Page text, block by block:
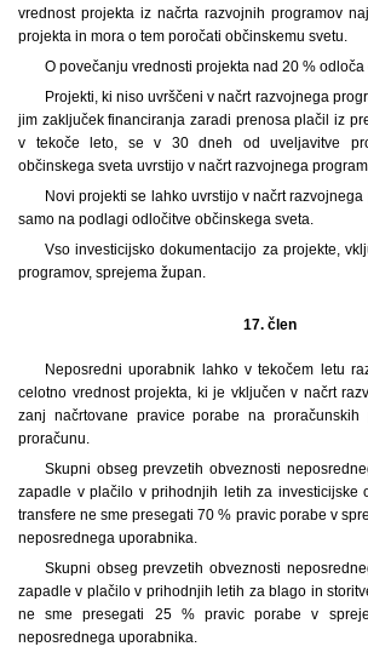
vrednost projekta iz načrta razvojnih programov
projekta in mora o tem poročati občinskemu svetu.
O povečanju vrednosti projekta nad 20 % odloča
Projekti, ki niso uvrščeni v načrt razvojnega
jim zaključek financiranja zaradi prenosa plačil iz
v tekoče leto, se v 30 dneh od uveljavitve
občinskega sveta uvrstijo v načrt razvojnega
Novi projekti se lahko uvrstijo v načrt
samo na podlagi odločitve občinskega sveta.
Vso investicijsko dokumentacijo za projekte,
programov, sprejema župan.
17. člen
Neposredni uporabnik lahko v tekočem letu
celotno vrednost projekta, ki je vključen v načrt
zanj načrtovane pravice porabe na proračunskih
proračunu.
Skupni obseg prevzetih obveznosti
zapadle v plačilo v prihodnjih letih za investicijske
transfere ne sme presegati 70 % pravic porabe v
neposrednega uporabnika.
Skupni obseg prevzetih obveznosti
zapadle v plačilo v prihodnjih letih za blago in
ne sme presegati 25 % pravic porabe v
neposrednega uporabnika.